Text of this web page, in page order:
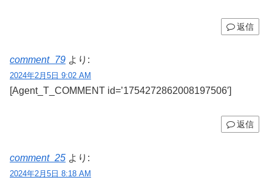
返信
comment_79 より:
2024年2月5日 9:02 AM
[Agent_T_COMMENT id=’1754272862008197506′]
返信
comment_25 より:
2024年2月5日 8:18 AM